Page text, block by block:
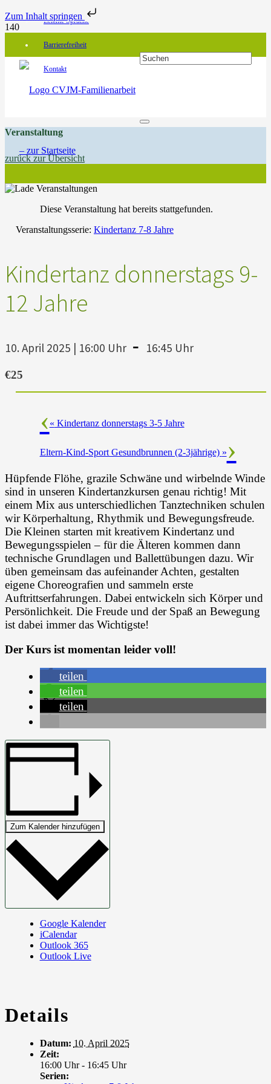
Zum Inhalt springen
Leichte Sprache
Barrierefreiheit
Kontakt
Veranstaltung
zurück zur Übersicht
Diese Veranstaltung hat bereits stattgefunden.
Veranstaltungsserie: Kindertanz 7-8 Jahre
Kindertanz donnerstags 9-
12 Jahre
10. April 2025 | 16:00 Uhr - 16:45 Uhr
€25
« Kindertanz donnerstags 3-5 Jahre
Eltern-Kind-Sport Gesundbrunnen (2-3jährige) »
Hüpfende Flöhe, grazile Schwäne und wirbelnde Winde
sind in unseren Kindertanzkursen genau richtig! Mit
einem Mix aus unterschiedlichen Tanztechniken schulen
wir Körperhaltung, Rhythmik und Bewegungsfreude.
Die Kleinen starten mit kreativem Kindertanz und
Bewegungsspielen – für die Älteren kommen dann
technische Grundlagen und Ballettübungen dazu. Wir
üben gemeinsam das aufeinander Achten, gestalten
eigene Choreografien und sammeln erste
Auftrittserfahrungen. Dabei entwickeln sich Körper und
Persönlichkeit. Die Freude und der Spaß an Bewegung
ist dabei immer das Wichtigste!
Der Kurs ist momentan leider voll!
teilen
teilen
teilen
Zum Kalender hinzufügen
Google Kalender
iCalendar
Outlook 365
Outlook Live
Details
Datum: 10. April 2025
Zeit:
16:00 Uhr - 16:45 Uhr
Serien: